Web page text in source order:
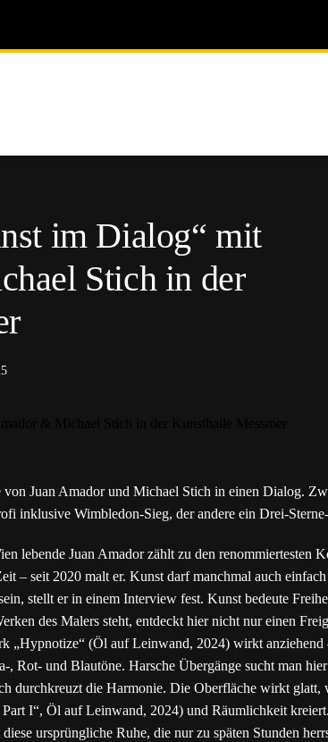
im Dialog“ mit
Stich in der
Juan Amador und Michael Stich in einen Dialog.
inklusive Wimbledon-Sieg, der andere ein Drei-
lebende Juan Amador zählt zu den renommiertesten
– seit 2020 malt er. Kunst darf manchmal auch
stellt er in einem Interview fest. Kunst bedeute
des Malers steht, entdeckt hier nicht nur einen
„Hypnotize“ (Öl auf Leinwand, 2024) wirkt anziehend
, Rot- und Blautöne. Harsche Übergänge sucht man hier
durchkreuzt die Harmonie. Die Oberfläche wirkt glatt,
I“, Öl auf Leinwand, 2024) und Räumlichkeit
ursprüngliche Ruhe, die nur zu späten Stunden